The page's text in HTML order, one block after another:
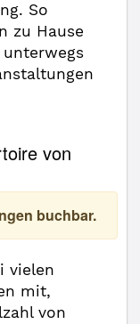
So
zu Hause
von
buchbar.
vielen
mit,
von